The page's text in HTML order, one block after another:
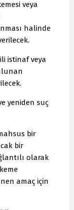
veya
halinde
istinaf veya
yeniden suç
bir
bir
olarak
amaç için